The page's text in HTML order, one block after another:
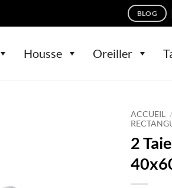
BLOG
Housse Oreiller
ACCUEIL /
2